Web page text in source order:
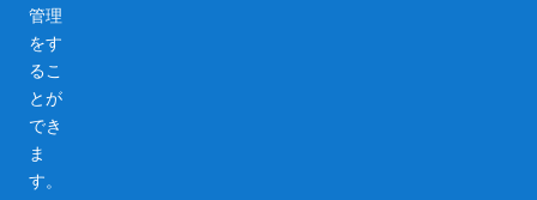
管理
をす
るこ
とが
でき
ま
す。